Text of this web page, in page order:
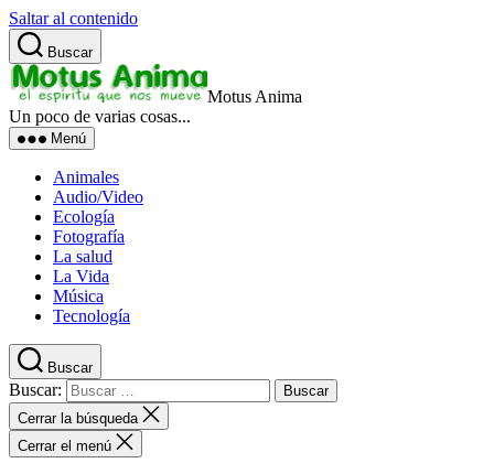
Saltar al contenido
Buscar
Motus Anima
Un poco de varias cosas...
Menú
Animales
Audio/Video
Ecología
Fotografía
La salud
La Vida
Música
Tecnología
Buscar
Buscar:
Cerrar la búsqueda
Cerrar el menú